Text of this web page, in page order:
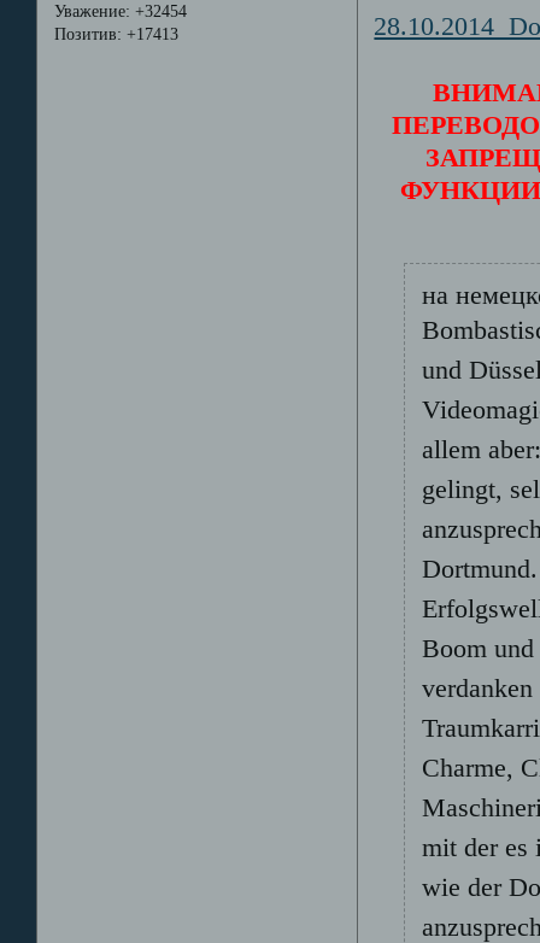
Уважение: +32454
Позитив: +17413
28.10.2014
на
und
allem
gelingt,
Boom
Charme,
mit der es
wie der